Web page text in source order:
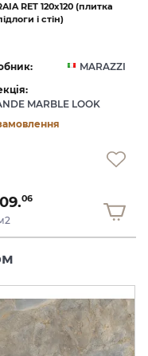
RET 120х120 (плитка
і стін)
MARAZZI
MARBLE LOOK
06